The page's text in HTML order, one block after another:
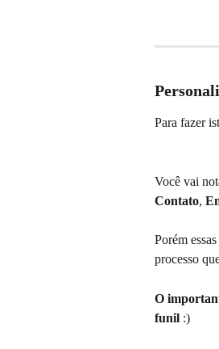
Para fazer
Você vai
Contato,
Porém
processo
O
funil :)